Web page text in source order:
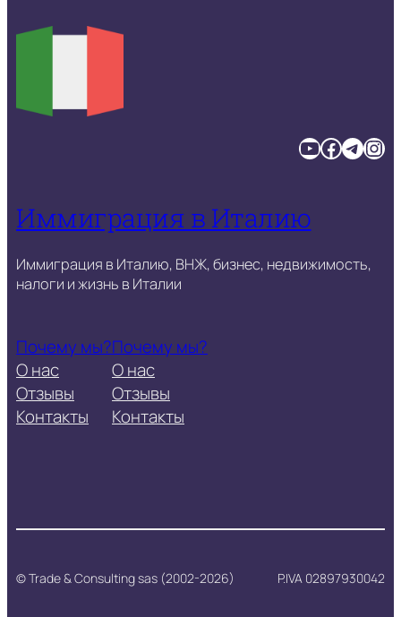
YouTube Facebook TelegramInstagram
Иммиграция в Италию
Иммиграция в Италию, ВНЖ, бизнес, недвижимость,
налоги и жизнь в Италии
Почему мы?
О нас
Отзывы
Контакты
Почему мы?
О нас
Отзывы
Контакты
© Trade & Consulting sas (2002-2026) P.IVA 02897930042